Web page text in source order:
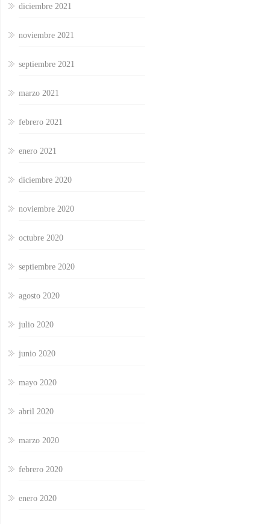
diciembre 2021
noviembre 2021
septiembre 2021
marzo 2021
febrero 2021
enero 2021
diciembre 2020
noviembre 2020
octubre 2020
septiembre 2020
agosto 2020
julio 2020
junio 2020
mayo 2020
abril 2020
marzo 2020
febrero 2020
enero 2020